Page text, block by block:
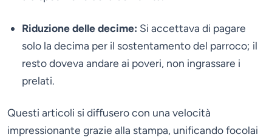
Riduzione delle decime: Si accettava di pagare
solo la decima per il sostentamento del parroco; il
resto doveva andare ai poveri, non ingrassare i
prelati.
Questi articoli si diffusero con una velocità
impressionante grazie alla stampa, unificando focolai